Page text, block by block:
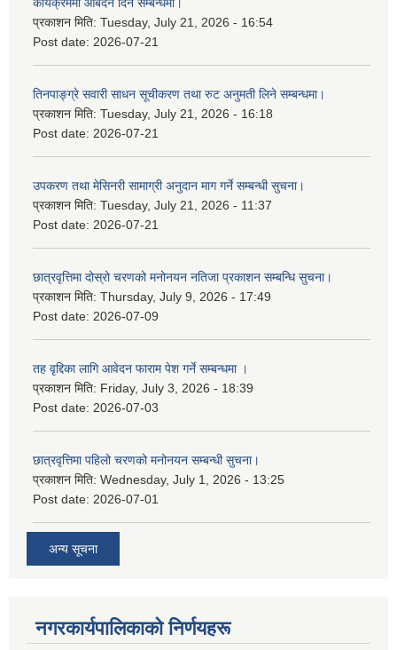
प्रकाशन मिति: Tuesday, July 21, 2026 - 16:54
Post date: 2026-07-21
तिनपाङ्ग्रे सवारी साधन सूचीकरण तथा रुट अनुमती लिने सम्बन्धमा।
प्रकाशन मिति: Tuesday, July 21, 2026 - 16:18
Post date: 2026-07-21
उपकरण तथा मेसिनरी सामाग्री अनुदान माग गर्ने सम्बन्धी सुचना।
प्रकाशन मिति: Tuesday, July 21, 2026 - 11:37
Post date: 2026-07-21
छात्रवृत्तिमा दोस्रो चरणको मनोनयन नतिजा प्रकाशन सम्बन्धि सुचना।
प्रकाशन मिति: Thursday, July 9, 2026 - 17:49
Post date: 2026-07-09
तह वृद्दिका लागि आवेदन फाराम पेश गर्ने सम्बन्धमा ।
प्रकाशन मिति: Friday, July 3, 2026 - 18:39
Post date: 2026-07-03
छात्रवृत्तिमा पहिलो चरणको मनोनयन सम्बन्धी सुचना।
प्रकाशन मिति: Wednesday, July 1, 2026 - 13:25
Post date: 2026-07-01
अन्य सूचना
नगरकार्यपालिकाकाे निर्णयहरू